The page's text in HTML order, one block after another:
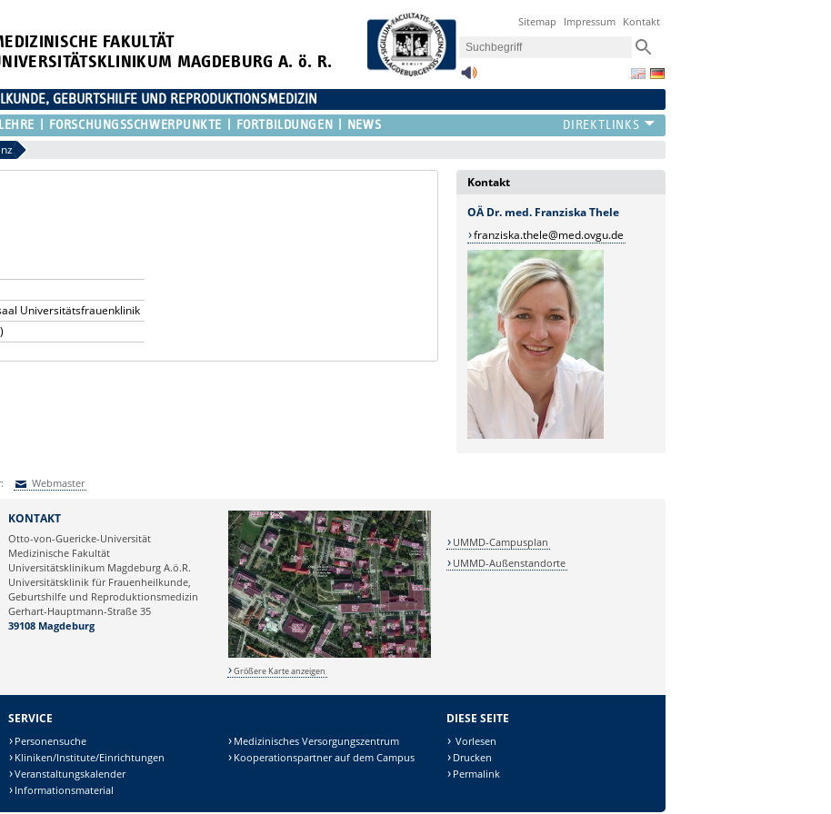
FAKULTÄT
MAGDEBURG A. ö. R.
Sitemap Impressum Kontakt
GEBURTSHILFE UND REPRODUKTIONSMEDIZIN
LEHRE FORSCHUNGSSCHWERPUNKTE FORTBILDUNGEN NEWS
Universitätsfrauenklinik
Kontakt
OÄ Dr. med. Franziska Thele
franziska.thele@med.ovgu.de
Webmaster
KONTAKT
Otto-von-Guericke-Universität
Medizinische Fakultät
Universitätsklinikum Magdeburg A.ö.R.
Universitätsklinik für Frauenheilkunde,
Geburtshilfe und Reproduktionsmedizin
Gerhart-Hauptmann-Straße 35
39108 Magdeburg
Größere Karte anzeigen
UMMD-Campusplan
UMMD-Außenstandorte
SERVICE
Personensuche
Kliniken/Institute/Einrichtungen
Veranstaltungskalender
Informationsmaterial
Medizinisches Versorgungszentrum
Kooperationspartner auf dem Campus
DIESE SEITE
Vorlesen
Drucken
Permalink